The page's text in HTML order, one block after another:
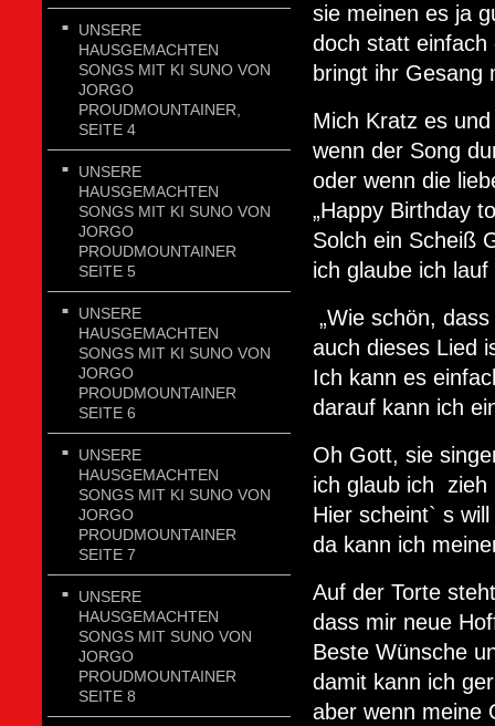
UNSERE
HAUSGEMACHTEN
SONGS MIT KI SUNO VON
JORGO
PROUDMOUNTAINER,
SEITE 4
UNSERE
HAUSGEMACHTEN
SONGS MIT KI SUNO VON
JORGO
PROUDMOUNTAINER
SEITE 5
UNSERE
HAUSGEMACHTEN
SONGS MIT KI SUNO VON
JORGO
PROUDMOUNTAINER
SEITE 6
UNSERE
HAUSGEMACHTEN
SONGS MIT KI SUNO VON
JORGO
PROUDMOUNTAINER
SEITE 7
UNSERE
HAUSGEMACHTEN
SONGS MIT SUNO VON
JORGO
PROUDMOUNTAINER
SEITE 8
sie meinen es ja
doch statt einfach
bringt ihr Gesang
Mich Kratz es
wenn der Song
oder wenn die
„Happy Birthday
Solch ein Scheiß
ich glaube ich
„Wie schön,
auch dieses Lied
Ich kann es
darauf kann ich
Oh Gott, sie
ich glaub ich zieh
Hier scheint` s
da kann ich
Auf der Torte
dass mir neue
Beste Wünsche
damit kann ich
aber wenn meine